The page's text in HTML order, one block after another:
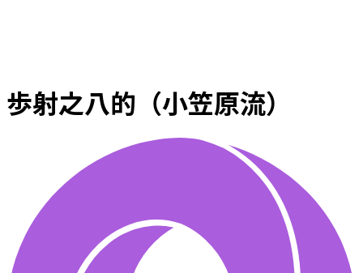
歩射之八的（小笠原流）